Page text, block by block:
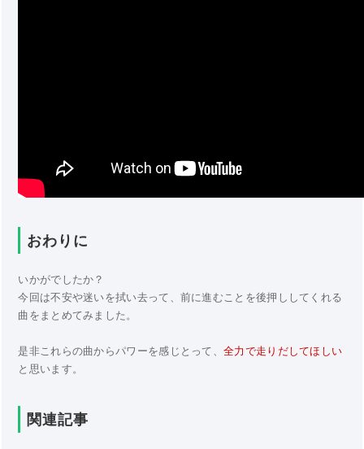
おわりに
いかがでしたか？
今回は不安や迷いを拭い去って、前に進むことを後押ししてくれる
曲をまとめてみました。
是非これらの曲からパワーを感じとって、全力で走りだしてほしい
と思います。
関連記事